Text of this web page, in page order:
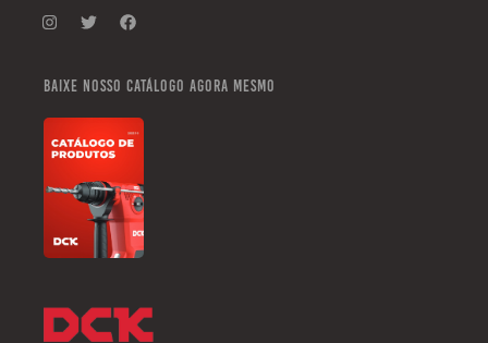
Baixe nosso catálogo agora mesmo